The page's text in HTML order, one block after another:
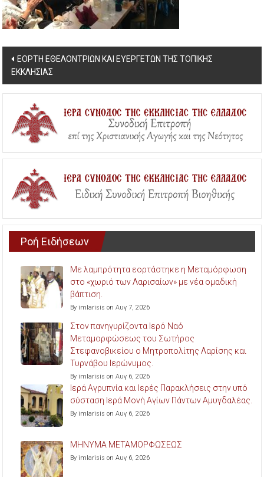
Post
navigation
ΕΟΡΤΗ ΕΘΕΛΟΝΤΡΙΩΝ ΚΑΙ ΕΥΕΡΓΕΤΩΝ ΤΗΣ ΤΟΠΙΚΗΣ
ΕΚΚΛΗΣΙΑΣ
Ροή Ειδήσεων
Με λαμπρότητα εορτάστηκε η Μεταμόρφωση
στο «χωριό των Λαρισαίων» με νέα ομαδική
βάπτιση.
By imlarisis on Αυγ 7, 2026
Στον πανηγυρίζοντα Ιερό Ναό
Μεταμορφώσεως του Σωτήρος
Στεφανοβικείου ο Μητροπολίτης Λαρίσης και
Τυρνάβου Ιερώνυμος.
By imlarisis on Αυγ 6, 2026
Ιερά Αγρυπνία και Ιερές Παρακλήσεις στην υπό
σύσταση Ιερά Μονή Αγίων Πάντων Αμυγδαλέας.
By imlarisis on Αυγ 6, 2026
ΜΗΝΥΜΑ ΜΕΤΑΜΟΡΦΩΣΕΩΣ
By imlarisis on Αυγ 6, 2026